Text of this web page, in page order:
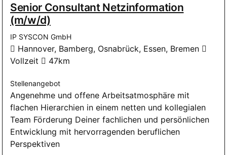
Senior Consultant Netzinformation
(m/w/d)
IP SYSCON GmbH
Hannover, Bamberg, Osnabrück, Essen, Bremen
Vollzeit
47km
Stellenangebot
Angenehme und offene Arbeitsatmosphäre mit
flachen Hierarchien in einem netten und kollegialen
Team Förderung Deiner fachlichen und persönlichen
Entwicklung mit hervorragenden beruflichen
Perspektiven